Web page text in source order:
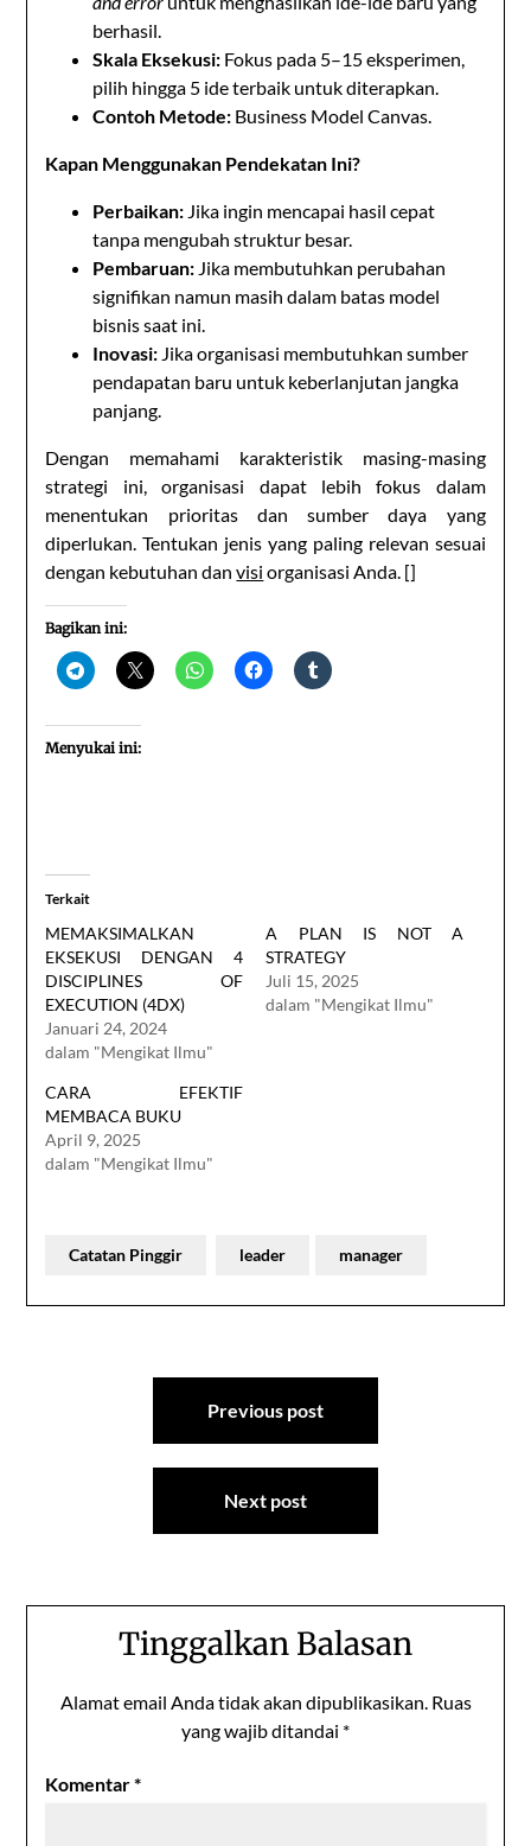
berhasil.
Skala Eksekusi: Fokus pada 5–15 eksperimen,
pilih hingga 5 ide terbaik untuk diterapkan.
Contoh Metode: Business Model Canvas.
Kapan Menggunakan Pendekatan Ini?
Perbaikan: Jika ingin mencapai hasil cepat
tanpa mengubah struktur besar.
Pembaruan: Jika membutuhkan perubahan
signifikan namun masih dalam batas model
bisnis saat ini.
Inovasi: Jika organisasi membutuhkan sumber
pendapatan baru untuk keberlanjutan jangka
panjang.
Dengan memahami karakteristik masing-masing
strategi ini, organisasi dapat lebih fokus dalam
menentukan prioritas dan sumber daya yang
diperlukan. Tentukan jenis yang paling relevan sesuai
dengan kebutuhan danvisi organisasi Anda. []
Bagikan ini:
Menyukai ini:
Terkait
MEMAKSIMALKAN
EKSEKUSI DENGAN 4
DISCIPLINES OF
EXECUTION (4DX)
Januari 24, 2024
dalam "Mengikat Ilmu"
A PLAN IS NOT A
STRATEGY
Juli 15, 2025
dalam "Mengikat Ilmu"
CARA EFEKTIF
MEMBACA BUKU
April 9, 2025
dalam "Mengikat Ilmu"
Catatan Pinggir leader manager
Navigasi
Previous post
Next post
Tinggalkan Balasan
Alamat email Anda tidak akan dipublikasikan. Ruas
yang wajib ditandai *
Komentar*